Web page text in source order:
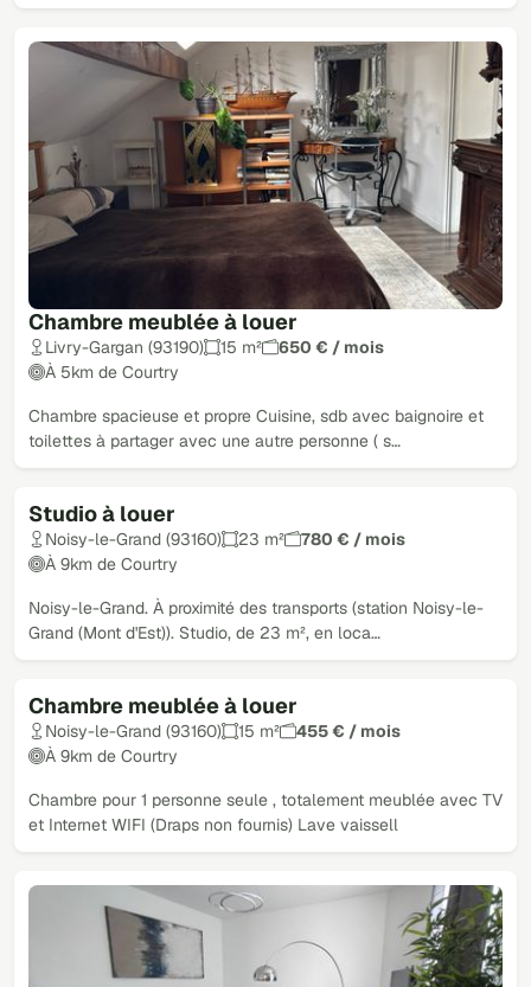
Chambre meublée à louer
Livry-Gargan (93190) 15 m²
650 € / mois
À 5km de Courtry
Chambre spacieuse et propre Cuisine, sdb avec baignoire et
toilettes à partager avec une autre personne ( s…
Studio à louer
Noisy-le-Grand (93160) 23 m²
780 € / mois
À 9km de Courtry
Noisy-le-Grand. À proximité des transports (station Noisy-le-
Grand (Mont d'Est)). Studio, de 23 m², en loca…
Chambre meublée à louer
Noisy-le-Grand (93160) 15 m²
455 € / mois
À 9km de Courtry
Chambre pour 1 personne seule , totalement meublée avec TV
et Internet WIFI (Draps non fournis) Lave vaissell